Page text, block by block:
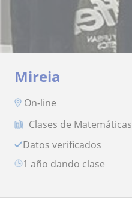
Mireia
On-line
Clases de Matemáticas
Datos verificados
1 año dando clase